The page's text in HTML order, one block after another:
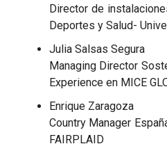
Director de
Deportes y Salud-
Julia Salsas Segura
Managing Director
Experience en MICE
Enrique Zaragoza
Country Manager
FAIRPLAID